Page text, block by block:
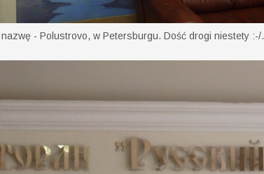
- Polustrovo, w Petersburgu. Dość drogi niestety :-/.